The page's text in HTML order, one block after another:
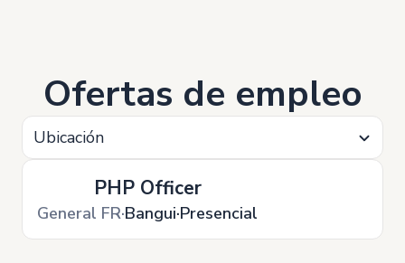
Ofertas de empleo
Ubicación
PHP Officer
General FR Bangui Presencial